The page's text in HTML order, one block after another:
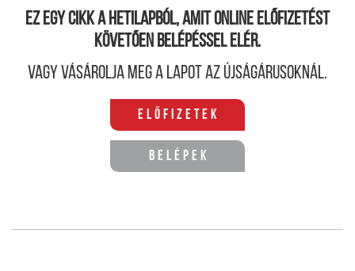
Ez egy cikk a hetilapból, amit online előfizetést
követően belépéssel elér.
Vagy vásárolja meg a lapot az újságárusoknál.
Előfizetek
Belépek